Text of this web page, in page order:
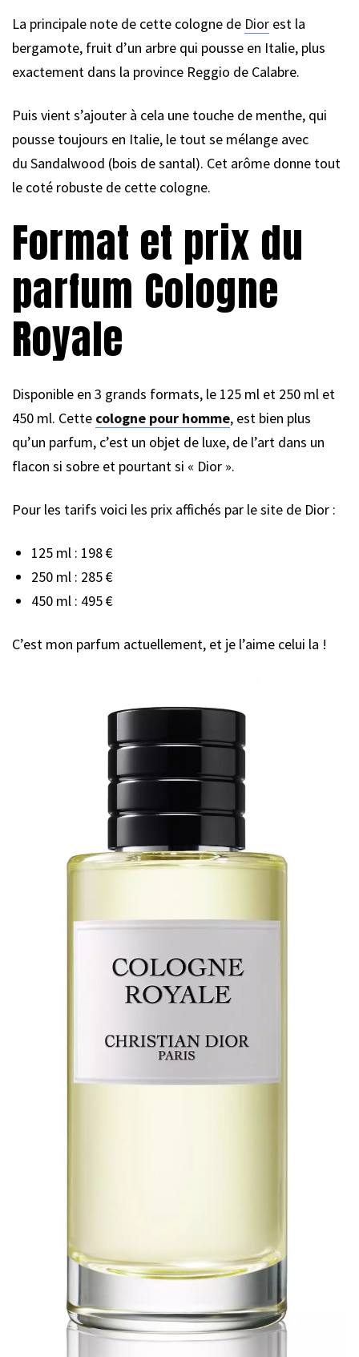
La principale note de cette cologne de Dior est la
bergamote, fruit d’un arbre qui pousse en Italie, plus
exactement dans la province Reggio de Calabre.
Puis vient s’ajouter à cela une touche de menthe, qui
pousse toujours en Italie, le tout se mélange avec
du Sandalwood (bois de santal). Cet arôme donne tout
le coté robuste de cette cologne.
Format et prix du
parfum Cologne
Royale
Disponible en 3 grands formats, le 125 ml et 250 ml et
450 ml. Cette cologne pour homme, est bien plus
qu’un parfum, c’est un objet de luxe, de l’art dans un
flacon si sobre et pourtant si « Dior ».
Pour les tarifs voici les prix affichés par le site de Dior :
125 ml : 198 €
250 ml : 285 €
450 ml : 495 €
C’est mon parfum actuellement, et je l’aime celui la !